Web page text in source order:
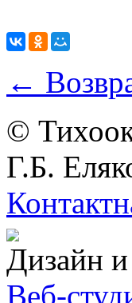
←
©
Г.Б.
Дизайн
Веб-